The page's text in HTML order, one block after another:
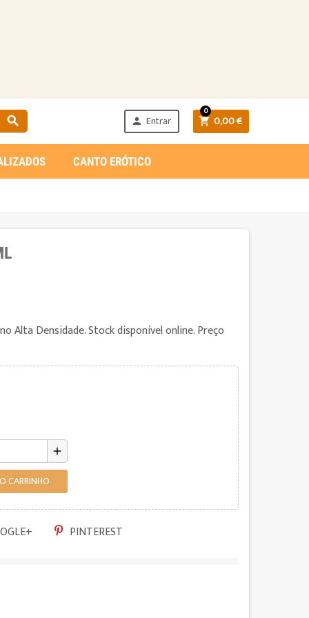
  Entrar  0,00 €
0
CANTO ERÓTICO
Alta Densidade. Stock disponível online. Preço
add
CARRINHO
PINTEREST